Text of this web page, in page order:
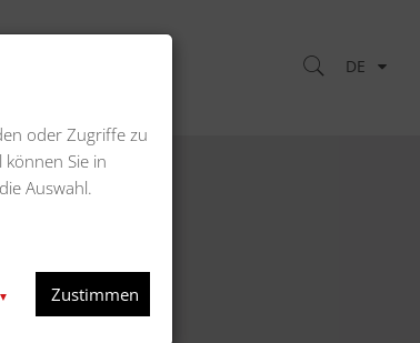
oder Zugriffe zu
Sie in
Auswahl.
▼ Zustimmen
DE